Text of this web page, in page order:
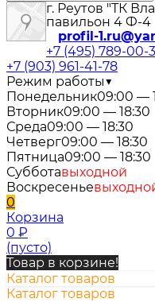
г. Реутов "ТК
павильон 4 Ф-4
profil-
+7 (495) 789-00-
+7 (903) 961-41-78
Режим работы▼
Понедельник09:00 —
Вторник09:00 — 18:30
Среда09:00 — 18:30
Четверг09:00 — 18:30
Пятница09:00 — 18:30
Субботавыходной
Воскресенье
0
Корзина
0 ₽
(пусто)
Товар в корзине!
Каталог товаров
Каталог товаров